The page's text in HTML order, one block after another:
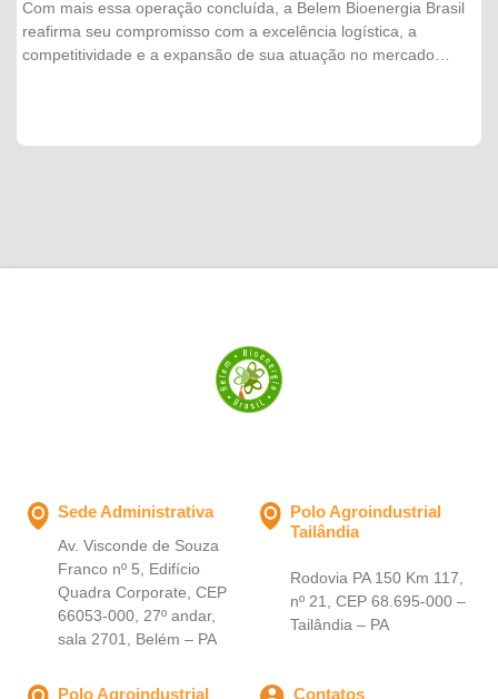
externo. "Cada embarque representa muito mais do que a
movimentação de um produto. É o resultado do trabalho
integrado entre nossas equipes, do planejamento logístico e do
Com mais essa operação concluída, a Belem Bioenergia Brasil
reafirma seu compromisso com a excelência logística, a
competitividade e a expansão de sua atuação no mercado
Sede Administrativa
Av. Visconde de Souza
Franco nº 5, Edifício
Quadra Corporate, CEP
66053-000, 27º andar,
sala 2701, Belém – PA
Polo Agroindustrial
Tailândia
Rodovia PA 150 Km 117,
nº 21, CEP 68.695-000 –
Tailândia – PA
Polo Agroindustrial Contatos